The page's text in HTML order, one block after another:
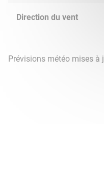
Direction du vent
Prévisions météo mises à